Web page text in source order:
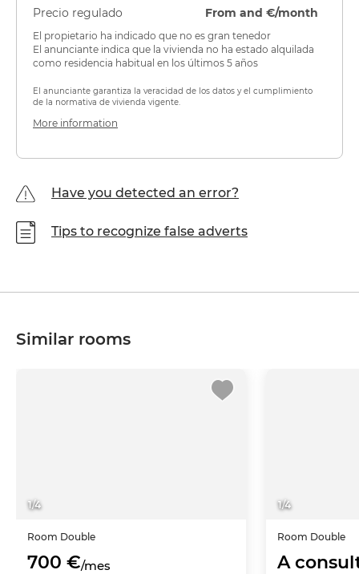
Precio regulado From and €/month
El propietario ha indicado que no es gran tenedor
El anunciante indica que la vivienda no ha estado alquilada
como residencia habitual en los últimos 5 años
El anunciante garantiza la veracidad de los datos y el cumplimiento
de la normativa de vivienda vigente.
More information
Have you detected an error?
Tips to recognize false adverts
Similar rooms
1/4
Room Double
700 €/mes
1/4
Room Double
A